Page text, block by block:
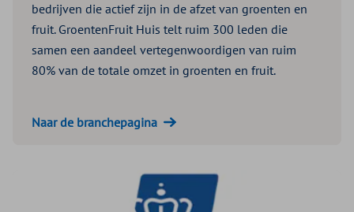
bedrijven die actief zijn in de afzet van groenten en
fruit. GroentenFruit Huis telt ruim 300 leden die
samen een aandeel vertegenwoordigen van ruim
80% van de totale omzet in groenten en fruit.
Naar de branchepagina